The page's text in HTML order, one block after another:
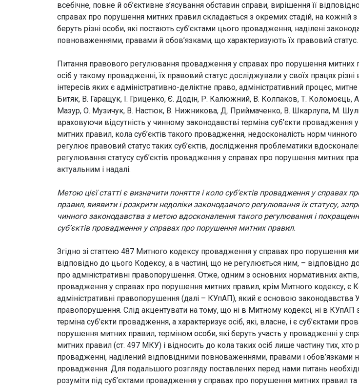
всебічне, повне й об’єктивне з’ясування обставин справи, вирішення її
справах про порушення митних правил складається з окремих стадій, на кожній
беруть різні особи, які постають суб’єктами цього провадження, наділені
повноваженнями, правами й обов’язками, що характеризують їх правовий статус.
Питання правового регулювання провадження у справах про порушення митних
осіб у такому провадженні, їх правовий статус досліджували у своїх працях
інтересів яких є адміністративно-деліктне право, адміністративний процес,
Битяк, В. Гаращук, І. Гриценко, Є. Додін, Р. Калюжний, В. Колпаков, Т.
Мазур, О. Музичук, В. Настюк, В. Нижникова, Д. Приймаченко, В. Шкарлупа, М.
враховуючи відсутність у чинному законодавстві терміна суб’єкти
митних правил, кола суб’єктів такого провадження, недосконалість норм
регулює правовий статус таких суб’єктів, дослідження проблематики
регулювання статусу суб’єктів провадження у справах про порушення митних
актуальним і надалі.
Метою цієї статті є визначити поняття і коло суб’єктів провадження у справах
правил, виявити і розкрити недоліки законодавчого регулювання їх статусу,
чинного законодавства з метою вдосконалення такого регулювання і
суб’єктів провадження у справах про порушення митних правил.
Згідно зі статтею 487 Митного кодексу провадження у справах про порушення
відповідно до цього Кодексу, а в частині, що не регулюється ним, – відповідно
про адміністративні правопорушення. Отже, одним з основних нормативних
провадження у справах про порушення митних правил, крім Митного кодексу, є
адміністративні правопорушення (далі – КУпАП), який є основою законодавства
правопорушення. Слід акцентувати на тому, що ні в Митному кодексі, ні в
терміна суб’єкти провадження, а характеризує осіб, які, власне, і є суб’єктами
порушення митних правил, терміном особи, які беруть участь у провадженні у
митних правил (ст. 497 МКУ) і відносить до кола таких осіб лише частину тих, хто
провадженні, наділений відповідними повноваженнями, правами і обов’язками
провадження. Для подальшого розгляду поставлених перед нами питань
розуміти під суб’єктами провадження у справах про порушення митних правил та